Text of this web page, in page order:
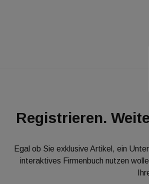
teilverkauft. Der dritte Turm „Zeppelin“
Fläche ist ebenfalls vollständig vermietet.
vermietbarer Bürofläche ist bereits
Registrieren.
Egal ob Sie exklusive Artikel, ein
interaktives Firmenbuch nutzen